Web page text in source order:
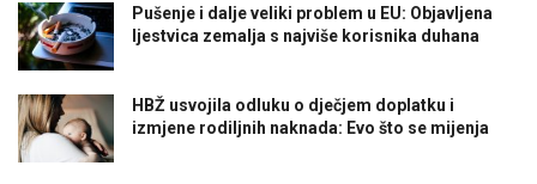
Pušenje i dalje veliki problem u EU: Objavljena
ljestvica zemalja s najviše korisnika duhana
HBŽ usvojila odluku o dječjem doplatku i
izmjene rodiljnih naknada: Evo što se mijenja